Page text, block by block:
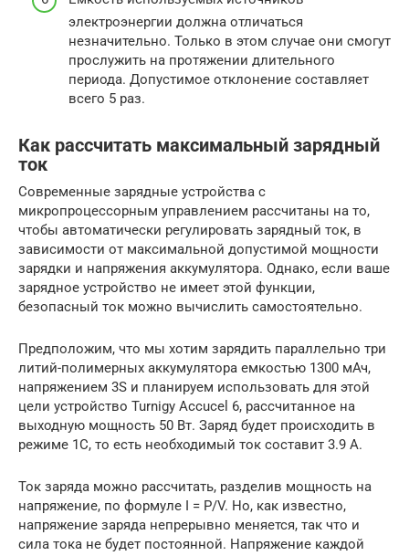
электроэнергии должна отличаться
незначительно. Только в этом случае они смогут
прослужить на протяжении длительного
периода. Допустимое отклонение составляет
всего 5 раз.
Как рассчитать максимальный зарядный
ток
Современные зарядные устройства с
микропроцессорным управлением рассчитаны на то,
чтобы автоматически регулировать зарядный ток, в
зависимости от максимальной допустимой мощности
зарядки и напряжения аккумулятора. Однако, если ваше
зарядное устройство не имеет этой функции,
безопасный ток можно вычислить самостоятельно.
Предположим, что мы хотим зарядить параллельно три
литий-полимерных аккумулятора емкостью 1300 мАч,
напряжением 3S и планируем использовать для этой
цели устройство Turnigy Accucel 6, рассчитанное на
выходную мощность 50 Вт. Заряд будет происходить в
режиме 1С, то есть необходимый ток составит 3.9 А.
Ток заряда можно рассчитать, разделив мощность на
напряжение, по формуле I = P/V. Но, как известно,
напряжение заряда непрерывно меняется, так что и
сила тока не будет постоянной. Напряжение каждой